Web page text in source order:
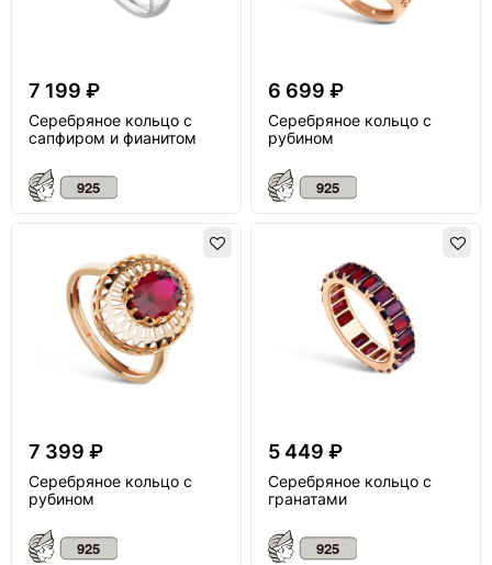
7 199 ₽
Серебряное кольцо с
сапфиром и фианитом
6 699 ₽
Серебряное кольцо с
рубином
7 399 ₽
Серебряное кольцо с
рубином
5 449 ₽
Серебряное кольцо с
гранатами